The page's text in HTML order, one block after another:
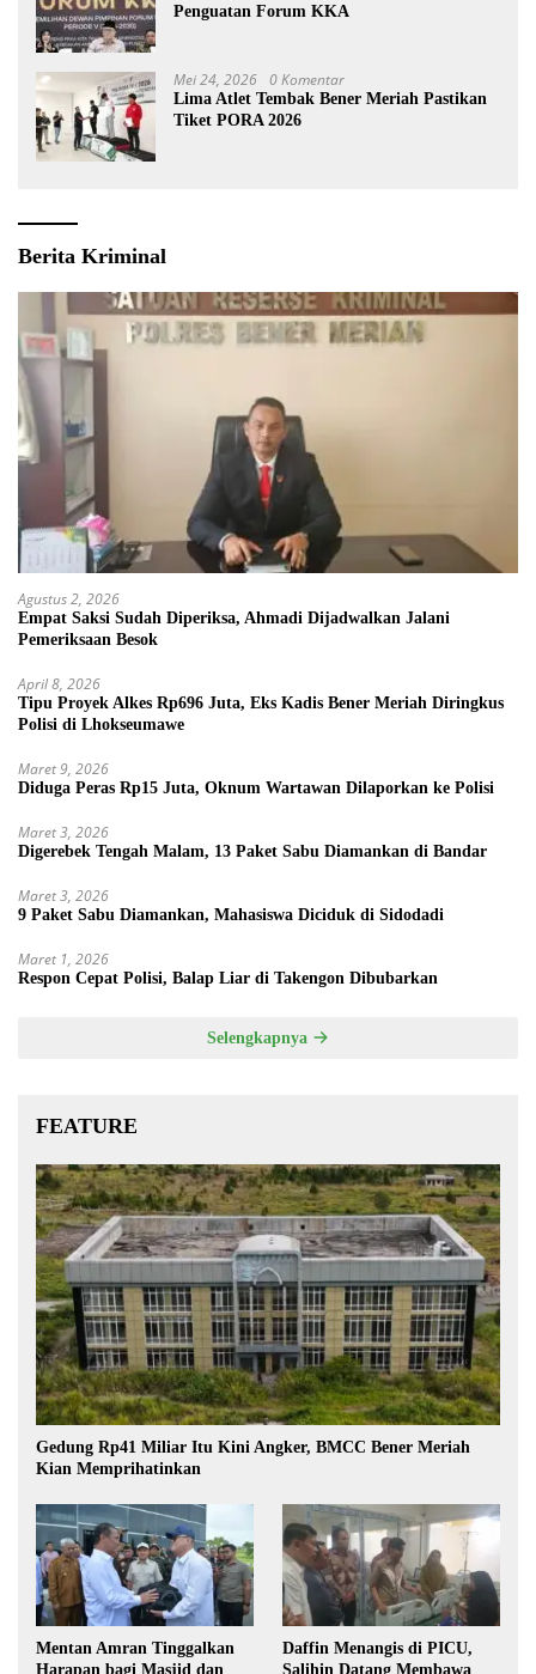
Penguatan Forum KKA
Mei 24, 2026 0 Komentar
Lima Atlet Tembak Bener Meriah Pastikan
Tiket PORA 2026
Berita Kriminal
Agustus 2, 2026
Empat Saksi Sudah Diperiksa, Ahmadi Dijadwalkan Jalani
Pemeriksaan Besok
April 8, 2026
Tipu Proyek Alkes Rp696 Juta, Eks Kadis Bener Meriah Diringkus
Polisi di Lhokseumawe
Maret 9, 2026
Diduga Peras Rp15 Juta, Oknum Wartawan Dilaporkan ke Polisi
Maret 3, 2026
Digerebek Tengah Malam, 13 Paket Sabu Diamankan di Bandar
Maret 3, 2026
9 Paket Sabu Diamankan, Mahasiswa Diciduk di Sidodadi
Maret 1, 2026
Respon Cepat Polisi, Balap Liar di Takengon Dibubarkan
Selengkapnya
FEATURE
Gedung Rp41 Miliar Itu Kini Angker, BMCC Bener Meriah
Kian Memprihatinkan
Mentan Amran Tinggalkan
Harapan bagi Masjid dan
Daffin Menangis di PICU,
Salihin Datang Membawa